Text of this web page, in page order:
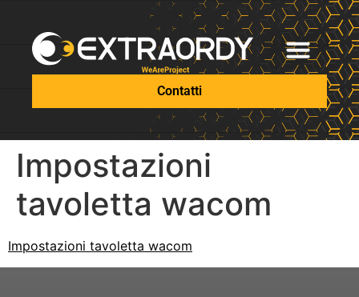
Contatti
Impostazioni
tavoletta wacom
Impostazioni tavoletta wacom